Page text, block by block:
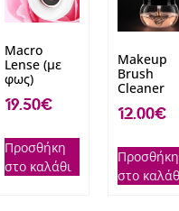
Macro
Lense (με
φως)
19.50€
Προσθήκη
στο καλάθι
Makeup
Brush
Cleaner
12.00€
Προσθήκη
στο